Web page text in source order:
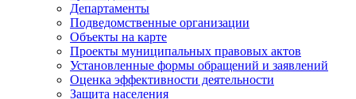
Департаменты
Подведомственные организации
Объекты на карте
Проекты муниципальных правовых актов
Установленные формы обращений и заявлений
Оценка эффективности деятельности
Защита населения